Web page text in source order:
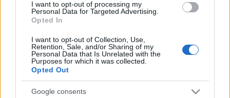
I want to opt-out of processing my
Personal Data for Targeted Advertising.
Opted In
I want to opt-out of Collection, Use,
Retention, Sale, and/or Sharing of my
Personal Data that Is Unrelated with the
Purposes for which it was collected.
Opted Out
Google consents